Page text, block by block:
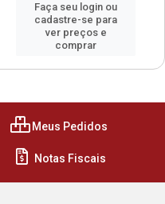
Faça seu login ou
cadastre-se para
ver preços e
comprar
Meus Pedidos
Notas Fiscais